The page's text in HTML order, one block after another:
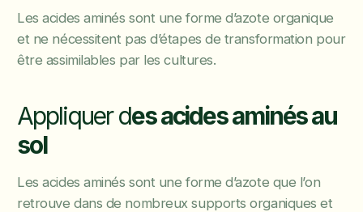
Les acides aminés sont une forme d’azote organique
et ne nécessitent pas d’étapes de transformation pour
être assimilables par les cultures.
Appliquer des acides aminés au
sol
Les acides aminés sont une forme d’azote que l’on
retrouve dans de nombreux supports organiques et